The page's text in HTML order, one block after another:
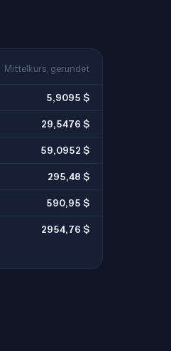
Mittelkurs, gerundet
5,9095 $
29,5476 $
59,0952 $
295,48 $
590,95 $
2954,76 $